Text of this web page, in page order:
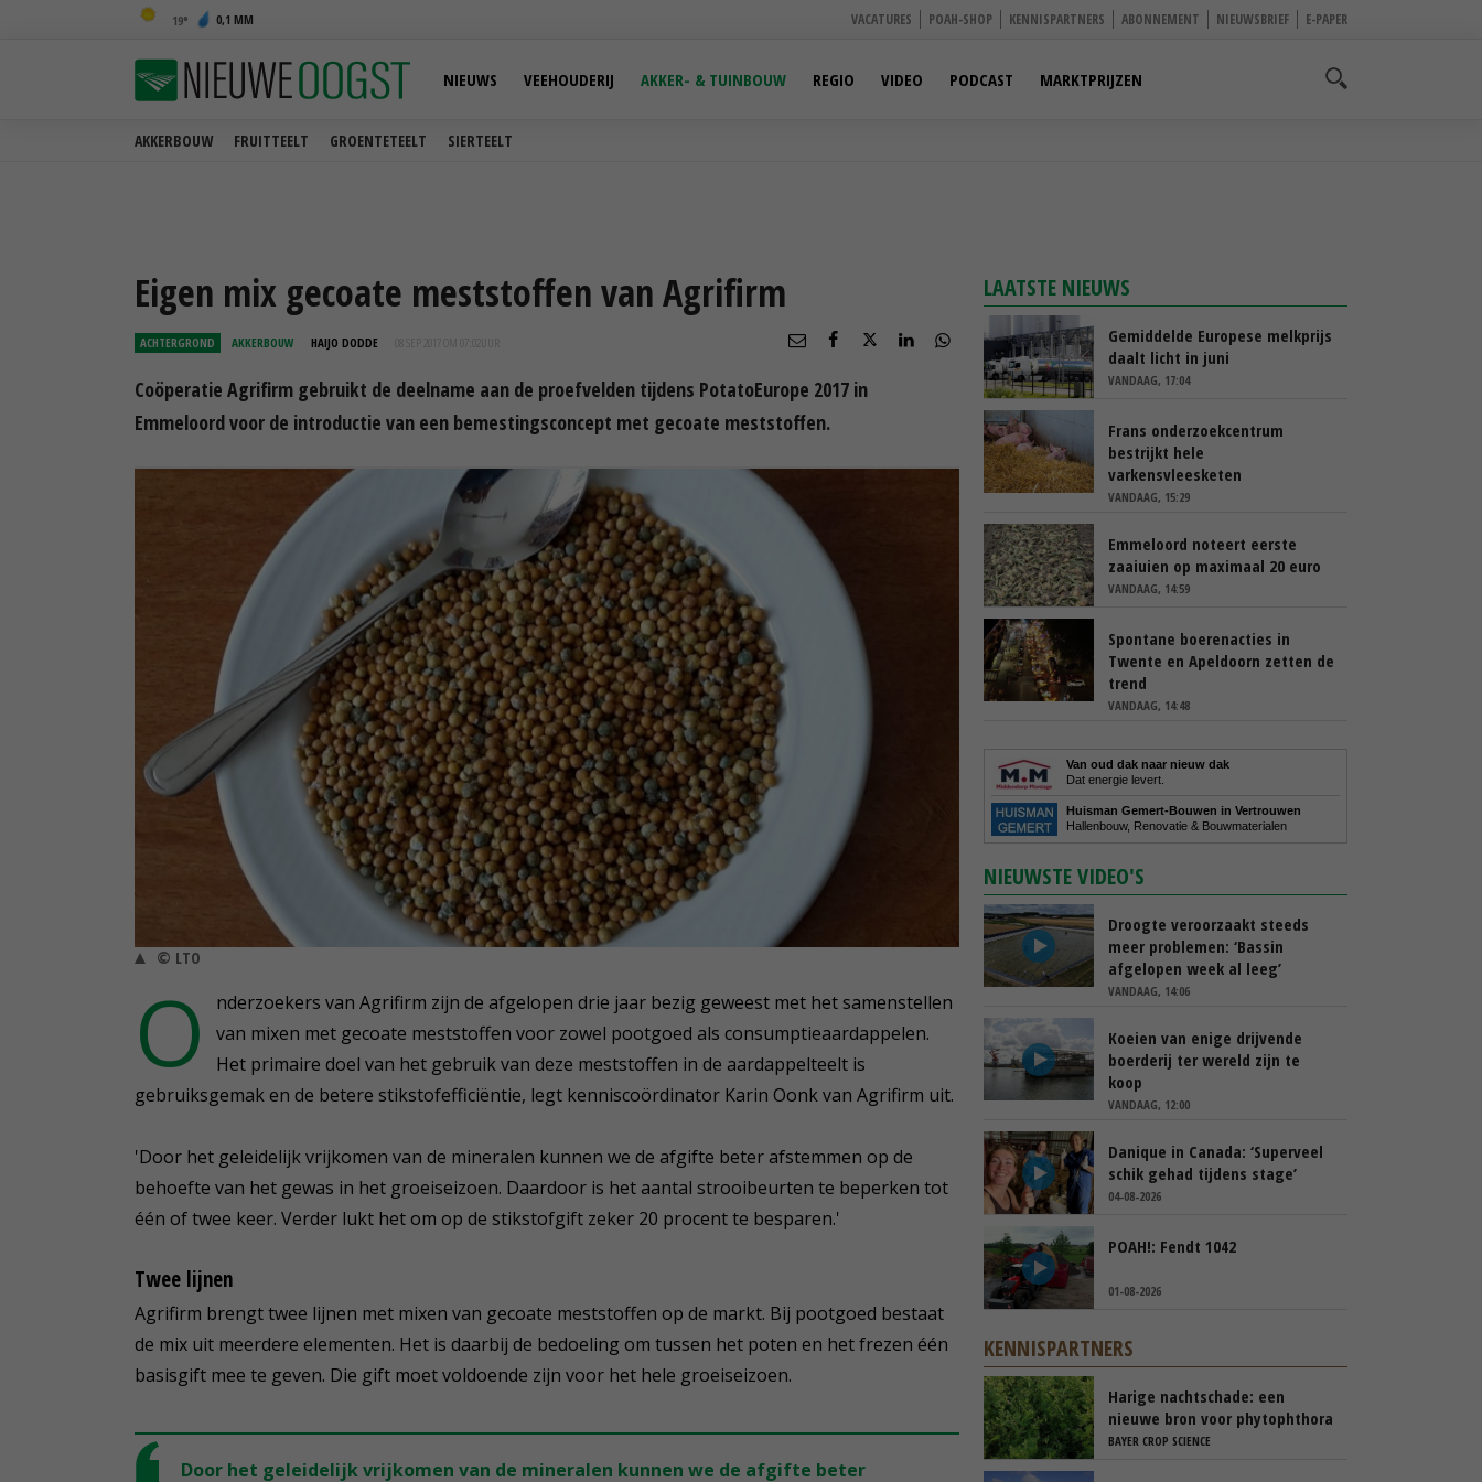
19 0,1 MM VACATURES POAH-SHOP KENNISPARTNERS ABONNEMENT NIEUWSBRIEF E-PAPER
AKKERBOUW FRUITTEELT GROENTETEELT SIERTEELT
NIEUWS VEEHOUDERIJ AKKER- & TUINBOUW REGIO VIDEO PODCAST MARKTPRIJZEN
Eigen mix gecoate meststoffen van Agrifirm
ACHTERGROND AKKERBOUW HAIJO DODDE 08 SEP 2017 OM 07:02
Coöperatie Agrifirm gebruikt de deelname aan de proefvelden tijdens PotatoEurope 2017 in
Emmeloord voor de introductie van een bemestingsconcept met gecoate meststoffen.
© LTO
O
nderzoekers van Agrifirm zijn de afgelopen drie jaar bezig geweest met het samenstellen
van mixen met gecoate meststoffen voor zowel pootgoed als consumptieaardappelen.
Het primaire doel van het gebruik van deze meststoffen in de aardappelteelt is
gebruiksgemak en de betere stikstofefficiëntie, legt kenniscoördinator Karin Oonk van Agrifirm uit.
'Door het geleidelijk vrijkomen van de mineralen kunnen we de afgifte beter afstemmen op de
behoefte van het gewas in het groeiseizoen. Daardoor is het aantal strooibeurten te beperken tot
één of twee keer. Verder lukt het om op de stikstofgift zeker 20 procent te besparen.'
Twee lijnen
Agrifirm brengt twee lijnen met mixen van gecoate meststoffen op de markt. Bij pootgoed bestaat
de mix uit meerdere elementen. Het is daarbij de bedoeling om tussen het poten en het frezen één
basisgift mee te geven. Die gift moet voldoende zijn voor het hele groeiseizoen.
Door het geleidelijk vrijkomen van de mineralen kunnen we de afgifte beter
LAATSTE NIEUWS
Gemiddelde Europese melkprijs
daalt licht in juni
VANDAAG, 17:04
Frans onderzoekcentrum
bestrijkt hele
varkensvleesketen
VANDAAG, 15:29
Emmeloord noteert eerste
zaaiuien op maximaal 20 euro
VANDAAG, 14:59
Spontane boerenacties in
Twente en Apeldoorn zetten de
trend
VANDAAG, 14:48
Van oud dak naar nieuw dak
Dat energie levert.
Huisman Gemert-Bouwen in Vertrouwen
Hallenbouw, Renovatie & Bouwmaterialen
NIEUWSTE VIDEO'S
Droogte veroorzaakt steeds
meer problemen: ‘Bassin
afgelopen week al leeg’
VANDAAG, 14:06
Koeien van enige drijvende
boerderij ter wereld zijn te
koop
VANDAAG, 12:00
Danique in Canada: ‘Superveel
schik gehad tijdens stage’
04-08-2026
POAH!: Fendt 1042
01-08-2026
KENNISPARTNERS
Harige nachtschade: een
nieuwe bron voor phytophthora
BAYER CROP SCIENCE